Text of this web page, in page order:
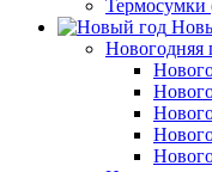
Термосумки
Новогодняя